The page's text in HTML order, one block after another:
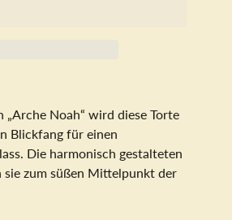
„Arche Noah“ wird diese Torte
Blickfang für einen
Die harmonisch gestalteten
sie zum süßen Mittelpunkt der